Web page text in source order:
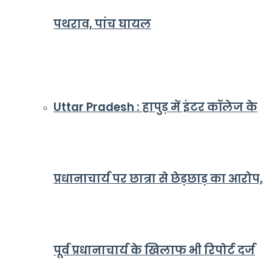
पथराव, पांच घायल
Uttar Pradesh : हापुड़ में इंटर कॉलेज के
प्रधानाचार्य पर छात्रा से छेड़छाड़ का आरोप,
पूर्व प्रधानाचार्य के खिलाफ भी रिपोर्ट दर्ज